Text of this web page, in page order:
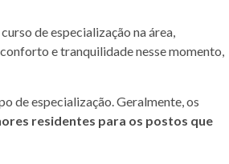
de especialização na área,
e tranquilidade nesse momento,
de especialização. Geralmente, os
residentes para os postos que